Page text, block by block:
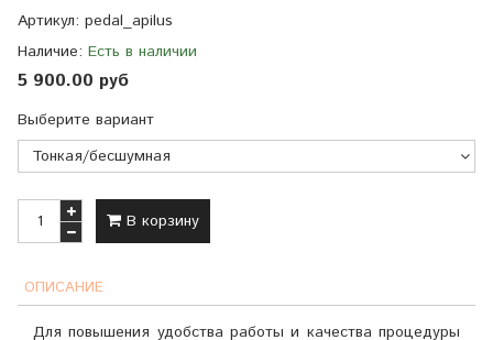
Артикул: pedal_apilus
Наличие: Есть в наличии
5 900.00 руб
Выберите вариант
В корзину
ОПИСАНИЕ
Для повышения удобства работы и качества процедуры